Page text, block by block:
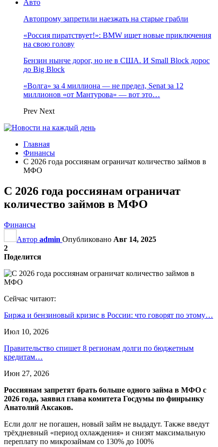
Авто
Автопрому запретили наезжать на старые грабли
«Россия пиратствует!»: BMW ищет новые приключения
на свою голову
Бензин нынче дорог, но не в США. И Small Block дорос
до Big Block
«Волга» за 4 миллиона — не предел, Senat за 12
миллионов «от Мантурова» — вот это…
Prev Next
Главная
Финансы
С 2026 года россиянам ограничат количество займов в
МФО
С 2026 года россиянам ограничат
количество займов в МФО
Финансы
Автор admin Опубликовано Авг 14, 2025
2
Поделится
Сейчас читают:
Биржа и бензиновый кризис в России: что говорят по этому…
Июл 10, 2026
Правительство спишет 8 регионам долги по бюджетным
кредитам…
Июн 27, 2026
Россиянам запретят брать больше одного займа в МФО с
2026 года, заявил глава комитета Госдумы по финрынку
Анатолий Аксаков.
Если долг не погашен, новый займ не выдадут. Также введут
трёхдневный «период охлаждения» и снизят максимальную
переплату по микрозаймам со 130% до 100%